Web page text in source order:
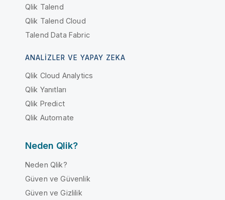
Qlik Talend
Qlik Talend Cloud
Talend Data Fabric
ANALIZLER VE YAPAY ZEKA
Qlik Cloud Analytics
Qlik Yanıtları
Qlik Predict
Qlik Automate
Neden Qlik?
Neden Qlik?
Güven ve Güvenlik
Güven ve Gizlilik